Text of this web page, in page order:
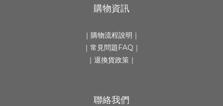
購物資訊
｜ 購物流程說明 ｜
｜ 常見問題FAQ ｜
｜ 退換貨政策 ｜
聯絡我們